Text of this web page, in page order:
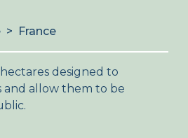
> France
designed to
and allow them to be